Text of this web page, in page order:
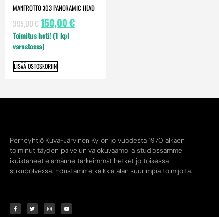
MANFROTTO 303 PANORAMIC HEAD
395,00€150,00€
Toimitus heti! (1 kpl
varastossa)
LISÄÄ OSTOSKORIIN
Perheyhtiö Kuva-Järvinen Ky on jo vuodesta 1970 alkaen
toiminut täyden palvelun valokuvaamo ja studiossamme
ikuistaneet elämänne tärkeimmät hetket jo toisessa
sukupolvessa. Edustamme kaikkia alan suurimpia toimijoita.